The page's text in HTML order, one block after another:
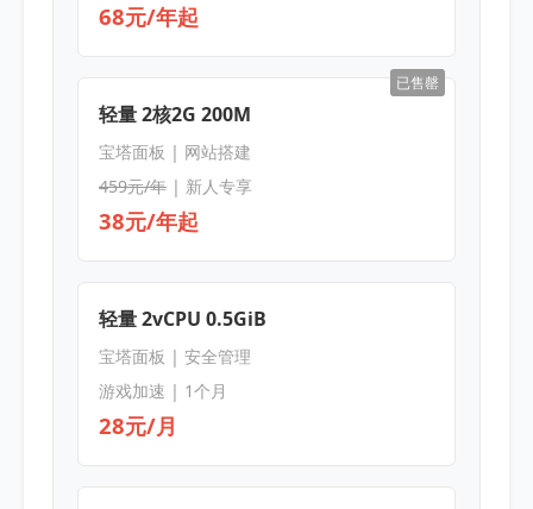
68元/年起
已售罄
轻量 2核2G 200M
宝塔面板 | 网站搭建
459元/年| 新人专享
38元/年起
轻量 2vCPU 0.5GiB
宝塔面板 | 安全管理
游戏加速 | 1个月
28元/月